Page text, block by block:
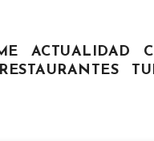
ACTUALIDAD
RESTAURANTES